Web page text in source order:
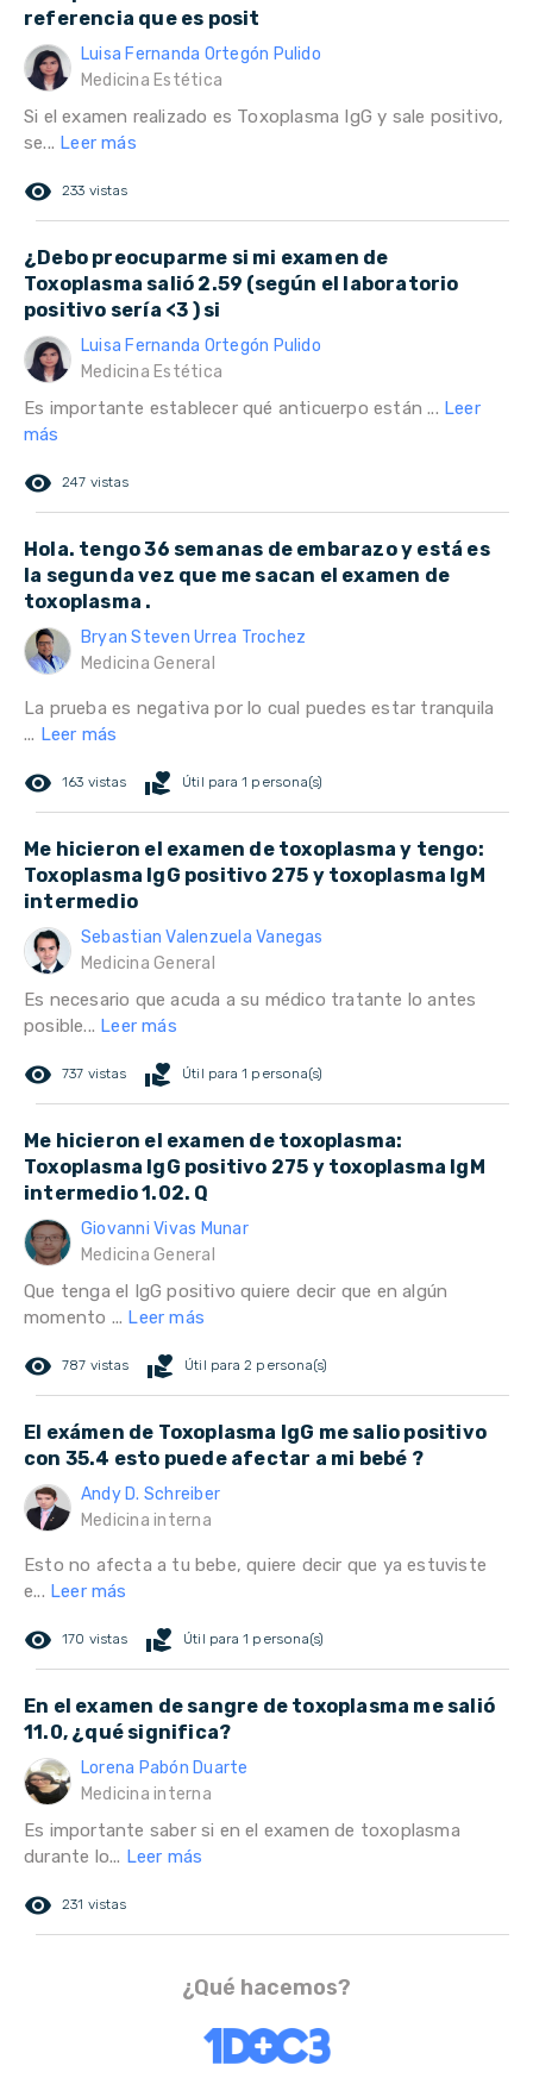
referencia que es posit
Luisa Fernanda Ortegón Pulido
Medicina Estética
Si el examen realizado es Toxoplasma IgG y sale positivo,
se... Leer más
remove_red_eye 233 vistas
¿Debo preocuparme si mi examen de
Toxoplasma salió 2.59 (según el laboratorio
positivo sería <3 ) si
Luisa Fernanda Ortegón Pulido
Medicina Estética
Es importante establecer qué anticuerpo están ... Leer
más
remove_red_eye 247 vistas
Hola. tengo 36 semanas de embarazo y está es
la segunda vez que me sacan el examen de
toxoplasma .
Bryan Steven Urrea Trochez
Medicina General
La prueba es negativa por lo cual puedes estar tranquila
... Leer más
remove_red_eye 163 vistas volunteer_activism Útil para 1 persona(s)
Me hicieron el examen de toxoplasma y tengo:
Toxoplasma IgG positivo 275 y toxoplasma IgM
intermedio
Sebastian Valenzuela Vanegas
Medicina General
Es necesario que acuda a su médico tratante lo antes
posible... Leer más
remove_red_eye 737 vistas volunteer_activism Útil para 1 persona(s)
Me hicieron el examen de toxoplasma:
Toxoplasma IgG positivo 275 y toxoplasma IgM
intermedio 1.02. Q
Giovanni Vivas Munar
Medicina General
Que tenga el IgG positivo quiere decir que en algún
momento ... Leer más
remove_red_eye 787 vistas volunteer_activism Útil para 2 persona(s)
El exámen de Toxoplasma IgG me salio positivo
con 35.4 esto puede afectar a mi bebé ?
Andy D. Schreiber
Medicina interna
Esto no afecta a tu bebe, quiere decir que ya estuviste
e... Leer más
remove_red_eye 170 vistas volunteer_activism Útil para 1 persona(s)
En el examen de sangre de toxoplasma me salió
11.0, ¿qué significa?
Lorena Pabón Duarte
Medicina interna
Es importante saber si en el examen de toxoplasma
durante lo... Leer más
remove_red_eye 231 vistas
¿Qué hacemos?